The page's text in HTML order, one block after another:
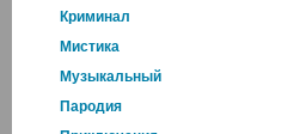
Криминал
Мистика
Музыкальный
Пародия